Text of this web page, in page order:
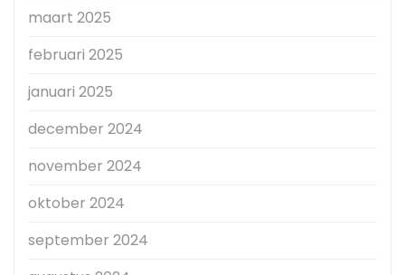
maart 2025
februari 2025
januari 2025
december 2024
november 2024
oktober 2024
september 2024